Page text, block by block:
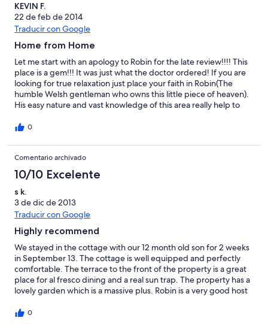
KEVIN F.
22 de feb de 2014
Traducir con Google
Home from Home
Let me start with an apology to Robin for the late review!!!! This
place is a gem!!! It was just what the doctor ordered! If you are
looking for true relaxation just place your faith in Robin(The
humble Welsh gentleman who owns this little piece of heaven).
His easy nature and vast knowledge of this area really help to
Baiona....the most fantastic of views just as you approach
Swimming in the River Minho in October is REFRESHING!!!. And
make sure to say hello to Robins best buddies Broc and Dylan
.....two great characters!!! This one is definitely on our list for a
return trip.
0
Comentario archivado
10/10 Excelente
s k.
3 de dic de 2013
Traducir con Google
Highly recommend
We stayed in the cottage with our 12 month old son for 2 weeks
in September 13. The cottage is well equipped and perfectly
comfortable. The terrace to the front of the property is a great
place for al fresco dining and a real sun trap. The property has a
lovely garden which is a massive plus. Robin is a very good host
well located and close to some lovely towns on both the
0